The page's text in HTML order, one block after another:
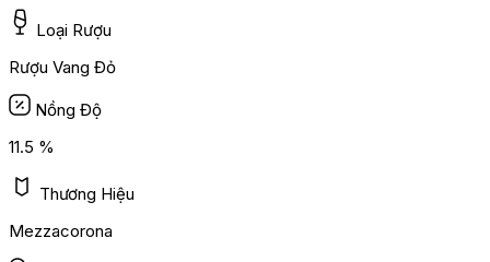
Loại Rượu
Rượu Vang Đỏ
Nồng Độ
11.5 %
Thương Hiệu
Mezzacorona